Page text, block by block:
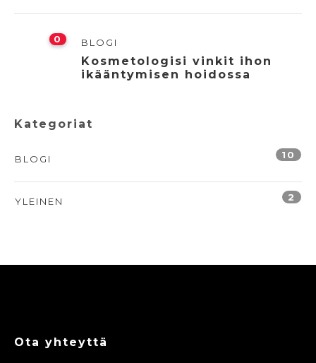
0 BLOGI
Kosmetologisi vinkit ihon
ikääntymisen hoidossa
Kategoriat
BLOGI 10
YLEINEN 2
Ota yhteyttä